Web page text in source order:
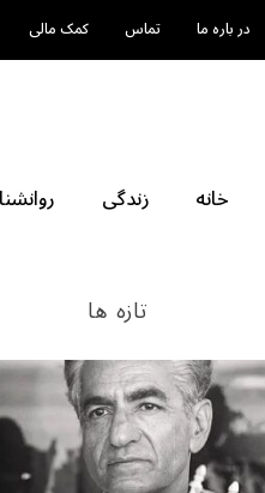
در باره ما تماس کمک مالی
خانه زندگی
تازه ها